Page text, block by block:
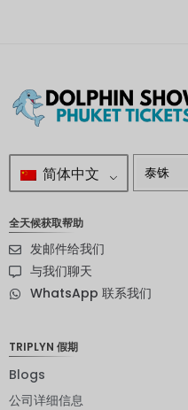
简体中文 泰铢
挪威克朗
全天候获取帮助
发邮件给我们
与我们聊天
WhatsApp 联系我们
TRIPLYN 假期
Blogs
公司详细信息